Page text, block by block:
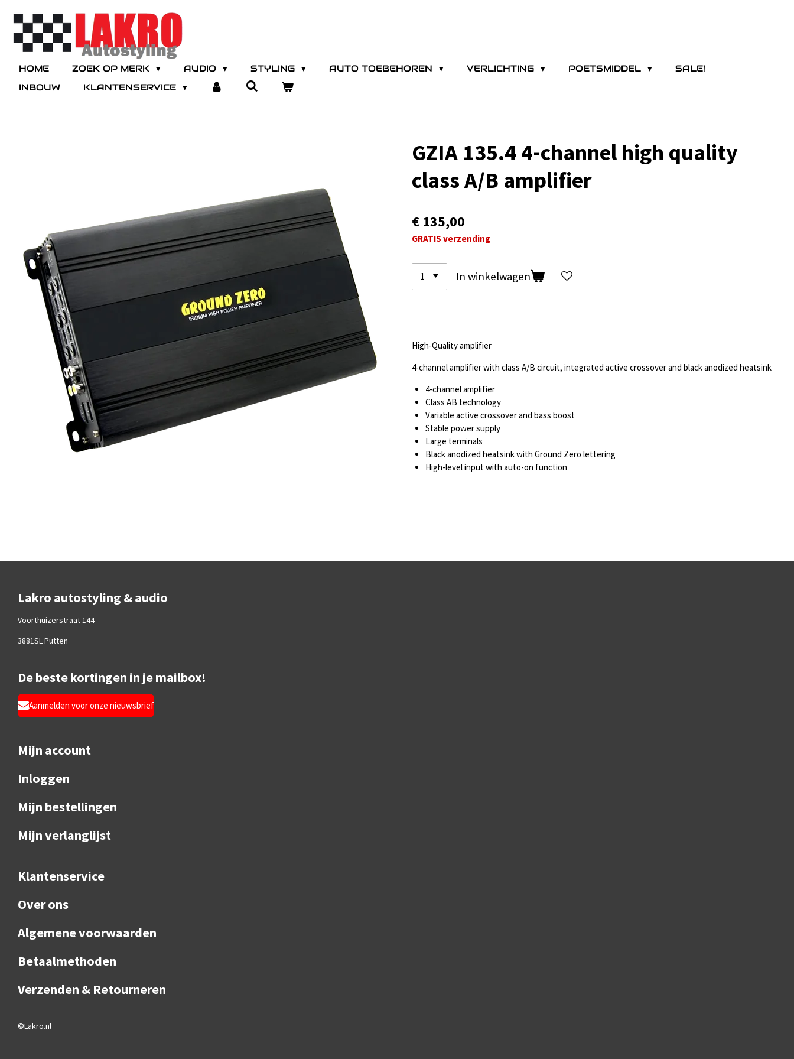
Ga
direct
hoofdinhoud
HOME ZOEK OP MERK AUDIO STYLING AUTO TOEBEHOREN VERLICHTING POETSMIDDEL
SALE!
INBOUW
KLANTENSERVICE
GZIA 135.4 4-channel high quality
class A/B amplifier
€ 135,00
GRATIS verzending
In winkelwagen
High-Quality amplifier
4-channel amplifier with class A/B circuit, integrated active crossover and black anodized heatsink
4-channel amplifier
Class AB technology
Variable active crossover and bass boost
Stable power supply
Large terminals
Black anodized heatsink with Ground Zero lettering
High-level input with auto-on function
Lakro autostyling & audio
Voorthuizerstraat 144
3881SL Putten
De beste kortingen in je mailbox!
Aanmelden voor onze nieuwsbrief
Mijn account
Inloggen
Mijn bestellingen
Mijn verlanglijst
Klantenservice
Over ons
Algemene voorwaarden
Betaalmethoden
Verzenden & Retourneren
©Lakro.nl